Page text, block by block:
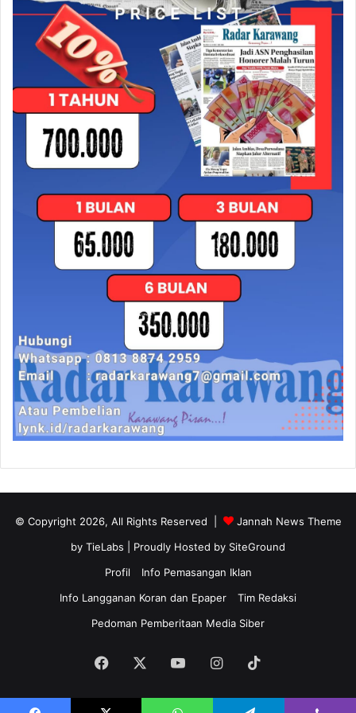
© Copyright 2026, All Rights Reserved |
Jannah News Theme
by TieLabs | Proudly Hosted by SiteGround
Profil
Info Pemasangan Iklan
Info Langganan Koran dan Epaper
Tim Redaksi
Pedoman Pemberitaan Media Siber
Facebook YouTubeInstagram